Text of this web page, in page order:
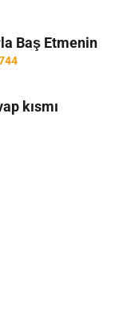
Baş Etmenin
kısmı